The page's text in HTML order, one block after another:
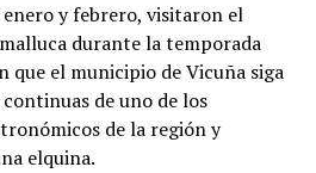
y febrero, visitaron el
durante la temporada
que el municipio de Vicuña siga
de uno de los
de la región y
elquina.